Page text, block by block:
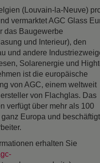
(Louvain-la-Neuve)
vermarktet AGC Glass
das Baugewerbe
und Interieur), den
und andere
Solarenergie und
ist die europäische
von AGC, einem weltweit
von Flachglas. Das
verfügt über mehr als 100
Europa und
erhalten Sie